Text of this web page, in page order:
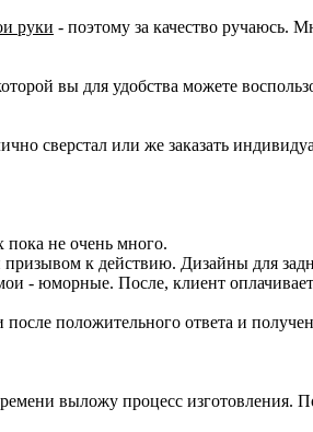
руки - поэтому за качество ручаюсь.
вы для удобства можете
сверстал или же заказать
не очень много.
к действию. Дизайны для
- юморные. После, клиент
положительного ответа и
выложу процесс изготовления.